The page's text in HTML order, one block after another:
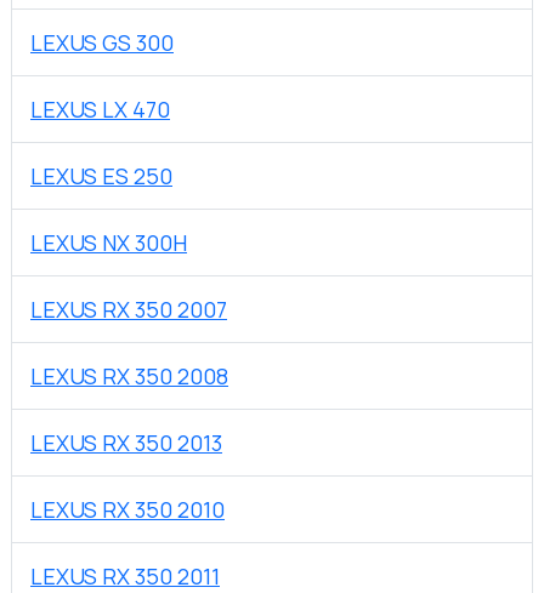
LEXUS GS 300
LEXUS LX 470
LEXUS ES 250
LEXUS NX 300H
LEXUS RX 350 2007
LEXUS RX 350 2008
LEXUS RX 350 2013
LEXUS RX 350 2010
LEXUS RX 350 2011